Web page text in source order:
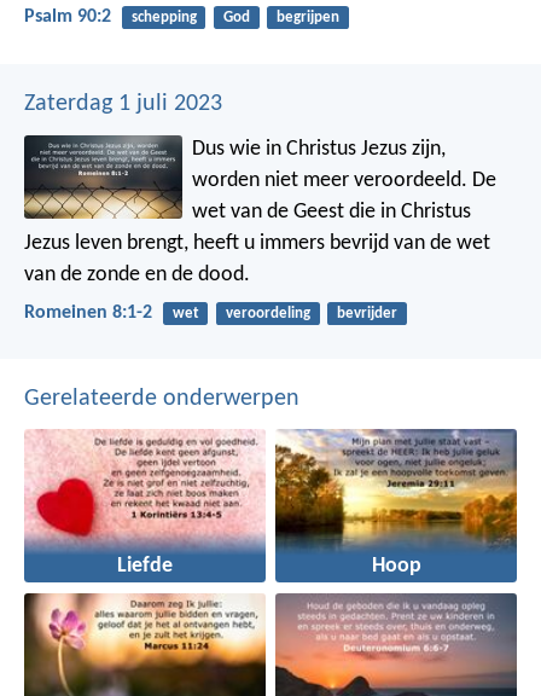
Psalm 90:2 schepping God begrijpen
Zaterdag 1 juli 2023
Dus wie in Christus Jezus zijn,
worden niet meer veroordeeld. De
wet van de Geest die in Christus
Jezus leven brengt, heeft u immers bevrijd van de wet
van de zonde en de dood.
Romeinen 8:1-2 wet veroordeling bevrijder
Gerelateerde onderwerpen
Liefde Hoop